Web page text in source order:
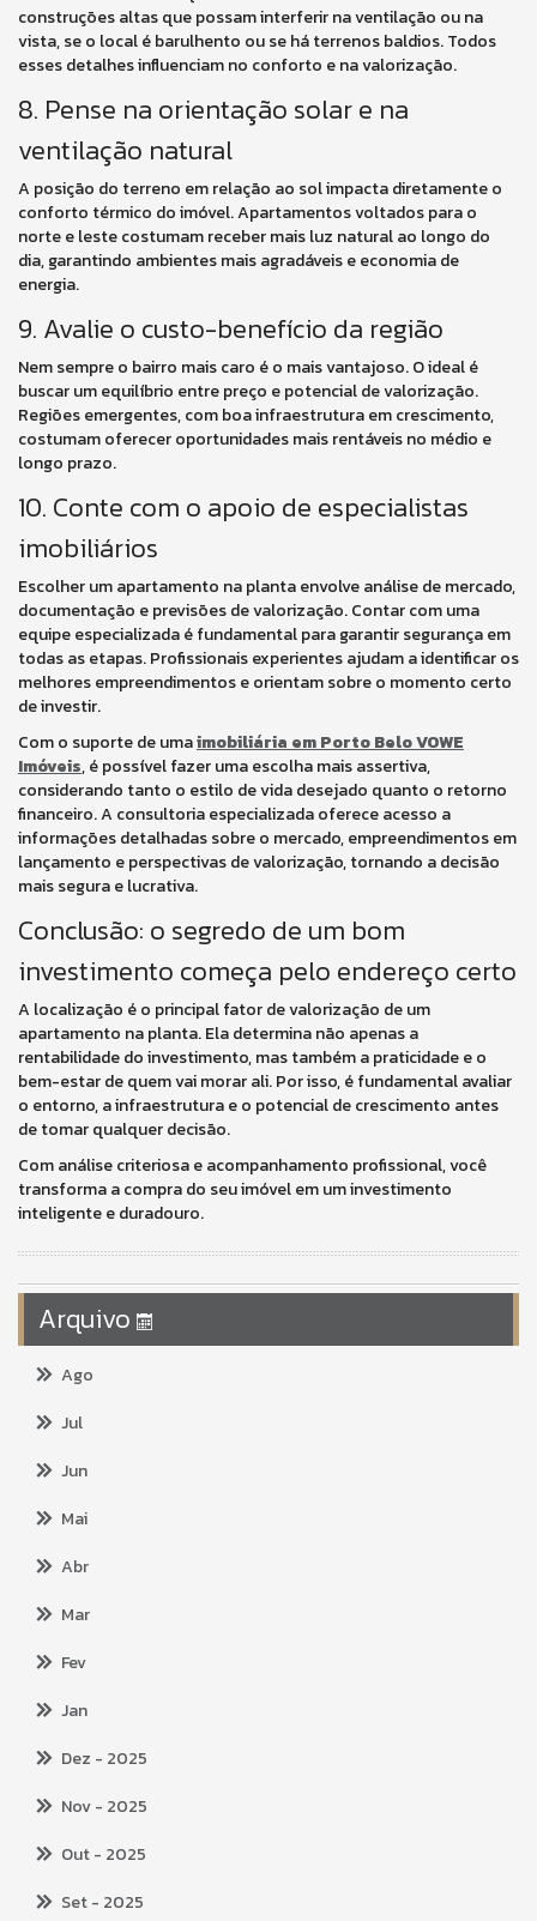
construções altas que possam interferir na ventilação ou na
vista, se o local é barulhento ou se há terrenos baldios. Todos
esses detalhes influenciam no conforto e na valorização.
8. Pense na orientação solar e na
ventilação natural
A posição do terreno em relação ao sol impacta diretamente o
conforto térmico do imóvel. Apartamentos voltados para o
norte e leste costumam receber mais luz natural ao longo do
dia, garantindo ambientes mais agradáveis e economia de
energia.
9. Avalie o custo-benefício da região
Nem sempre o bairro mais caro é o mais vantajoso. O ideal é
buscar um equilíbrio entre preço e potencial de valorização.
Regiões emergentes, com boa infraestrutura em crescimento,
costumam oferecer oportunidades mais rentáveis no médio e
longo prazo.
10. Conte com o apoio de especialistas
imobiliários
Escolher um apartamento na planta envolve análise de mercado,
documentação e previsões de valorização. Contar com uma
equipe especializada é fundamental para garantir segurança em
todas as etapas. Profissionais experientes ajudam a identificar os
melhores empreendimentos e orientam sobre o momento certo
de investir.
Com o suporte de umaimobiliária em Porto Belo VOWE
Imóveis, é possível fazer uma escolha mais assertiva,
considerando tanto o estilo de vida desejado quanto o retorno
financeiro. A consultoria especializada oferece acesso a
informações detalhadas sobre o mercado, empreendimentos em
lançamento e perspectivas de valorização, tornando a decisão
mais segura e lucrativa.
Conclusão: o segredo de um bom
investimento começa pelo endereço certo
A localização é o principal fator de valorização de um
apartamento na planta. Ela determina não apenas a
rentabilidade do investimento, mas também a praticidade e o
bem-estar de quem vai morar ali. Por isso, é fundamental avaliar
o entorno, a infraestrutura e o potencial de crescimento antes
de tomar qualquer decisão.
Com análise criteriosa e acompanhamento profissional, você
transforma a compra do seu imóvel em um investimento
inteligente e duradouro.
Arquivo
Ago
Jul
Jun
Mai
Abr
Mar
Fev
Jan
Dez - 2025
Nov- 2025
Out- 2025
Set- 2025